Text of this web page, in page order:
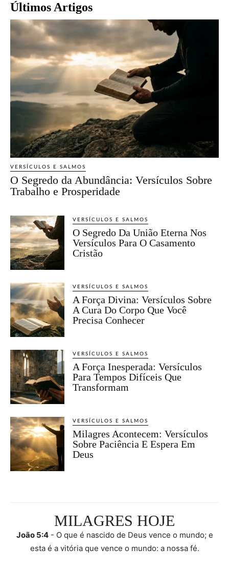
Últimos Artigos
VERSÍCULOS E SALMOS
O Segredo da Abundância: Versículos Sobre
Trabalho e Prosperidade
VERSÍCULOS E SALMOS
O Segredo Da União Eterna Nos
Versículos Para O Casamento
Cristão
VERSÍCULOS E SALMOS
A Força Divina: Versículos Sobre
A Cura Do Corpo Que Você
Precisa Conhecer
VERSÍCULOS E SALMOS
A Força Inesperada: Versículos
Para Tempos Difíceis Que
Transformam
VERSÍCULOS E SALMOS
Milagres Acontecem: Versículos
Sobre Paciência E Espera Em
Deus
MILAGRES HOJE
João 5:4- O que é nascido de Deus vence o mundo; e
esta é a vitória que vence o mundo: a nossa fé.